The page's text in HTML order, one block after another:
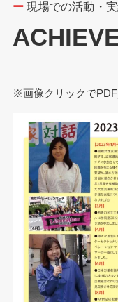
ー 現場での活動・
※画像クリックでPDF